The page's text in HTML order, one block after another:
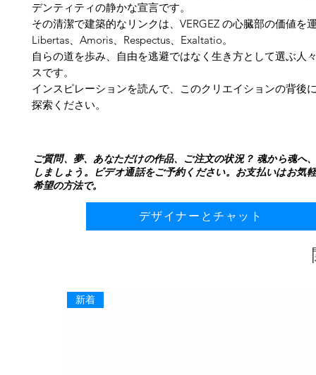
デンティティの静かな宣言です。
その清潔で建築的なリンクは、VERGEZ の心臓部の価値を
Libertas、Amoris、Respectus、Exaltatio。
自らの道を歩み、自由を逃避ではなく生き方として選ぶ人
スです。
インスピレーションを読んで、このクリエイションの背後
探索ください。
ご質問、夢、あなただけの作品、ご注文の状況？ 魂から魂へ
しましょう。ビデオ通話をご予約ください。お支払いはお気
希望の方法で。
デザイナーとチャット
新着